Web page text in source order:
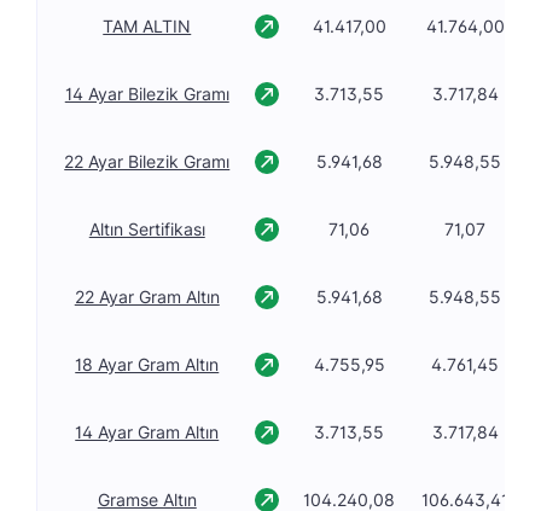
TAM ALTIN 41.417,00 41.764,00
14 Ayar Bilezik Gramı 3.713,55 3.717,84
22 Ayar Bilezik Gramı 5.941,68 5.948,55
Altın Sertifikası 71,06 71,07
22 Ayar Gram Altın 5.941,68 5.948,55
18 Ayar Gram Altın 4.755,95 4.761,45
14 Ayar Gram Altın 3.713,55 3.717,84
Gramse Altın 104.240,08 106.643,41